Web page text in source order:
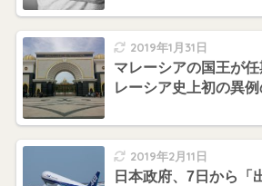
2019年1月31日
マレーシアの国王が
レーシア史上初の異
2019年2月11日
日本政府、7日から「